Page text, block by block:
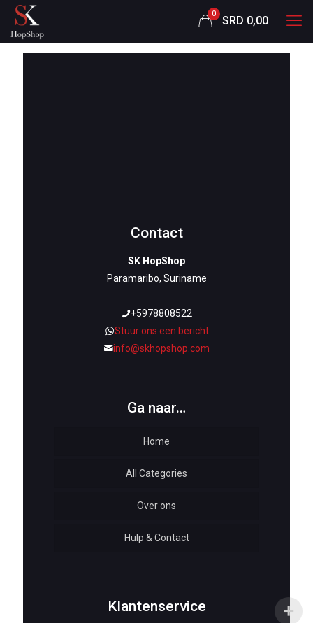
0
SRD 0,00
Contact
SK HopShop
Paramaribo, Suriname
+5978808522
Stuur ons een bericht
info@skhopshop.com
Ga naar…
Home
All Categories
Automotive
Baby & Kids
Woman Dresses
Over ons
Hulp & Contact
Klantenservice